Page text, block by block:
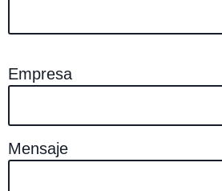
Empresa
Mensaje